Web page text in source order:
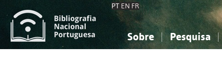
PT EN FR
Sobre Pesquisa